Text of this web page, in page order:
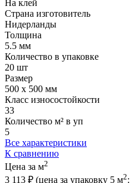
На клей
Страна изготовитель
Нидерланды
Толщина
5.5 мм
Количество в упаковке
20 шт
Размер
500 x 500 мм
Класс износостойкости
33
Количество м² в уп
5
Все характеристики
К сравнению
Цена за м2
3 113 ₽ (цена за упаковку 5 м2: